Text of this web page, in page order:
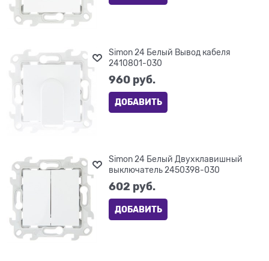
Simon 24 Белый Вывод кабеля
2410801-030
960 руб.
ДОБАВИТЬ
Simon 24 Белый Двухклавишный
выключатель 2450398-030
602 руб.
ДОБАВИТЬ